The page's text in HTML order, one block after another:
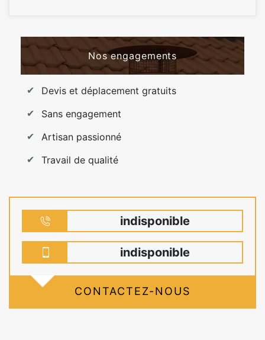
Nos engagements
Devis et déplacement gratuits
Sans engagement
Artisan passionné
Travail de qualité
indisponible
indisponible
CONTACTEZ-NOUS